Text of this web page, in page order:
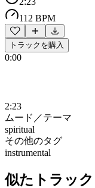
112 BPM
トラックを購入
0:00
2:23
ムード／テーマ
spiritual
その他のタグ
instrumental
似たトラック